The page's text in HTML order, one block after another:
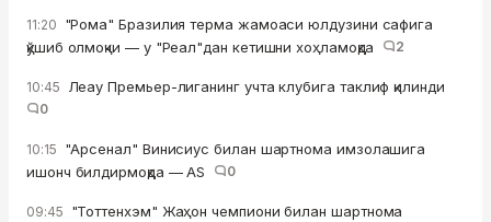
11:20 "Рома" Бразилия терма жамоаси юлдузини сафига
қўшиб олмоқчи — у "Реал"дан кетишни хоҳламоқда
2
10:45 Леау Премьер-лиганинг учта клубига таклиф қилинди
0
10:15 "Арсенал" Винисиус билан шартнома имзолашига
ишонч билдирмоқда — AS
0
09:45 "Тоттенхэм" Жаҳон чемпиони билан шартнома